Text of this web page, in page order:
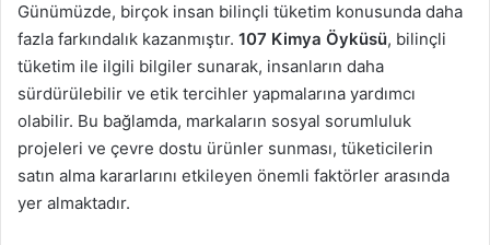
Günümüzde, birçok insan bilinçli tüketim konusunda daha
fazla farkındalık kazanmıştır. 107 Kimya Öyküsü, bilinçli
tüketim ile ilgili bilgiler sunarak, insanların daha
sürdürülebilir ve etik tercihler yapmalarına yardımcı
olabilir. Bu bağlamda, markaların sosyal sorumluluk
projeleri ve çevre dostu ürünler sunması, tüketicilerin
satın alma kararlarını etkileyen önemli faktörler arasında
yer almaktadır.